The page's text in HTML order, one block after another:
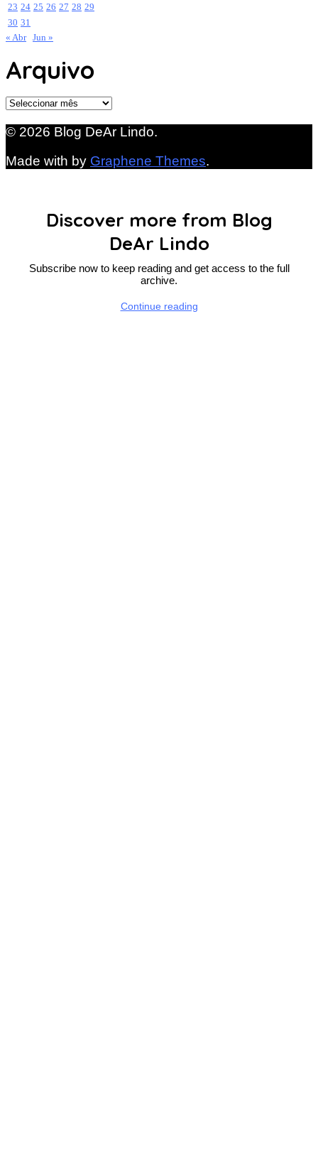
23 24 25 26 27 28 29
30 31
« Abr Jun »
Arquivo
Arquivo
© 2026 Blog DeAr Lindo.
Made with by Graphene Themes.
Discover more from Blog
DeAr Lindo
Subscribe now to keep reading and get access to the full
archive.
Continue reading